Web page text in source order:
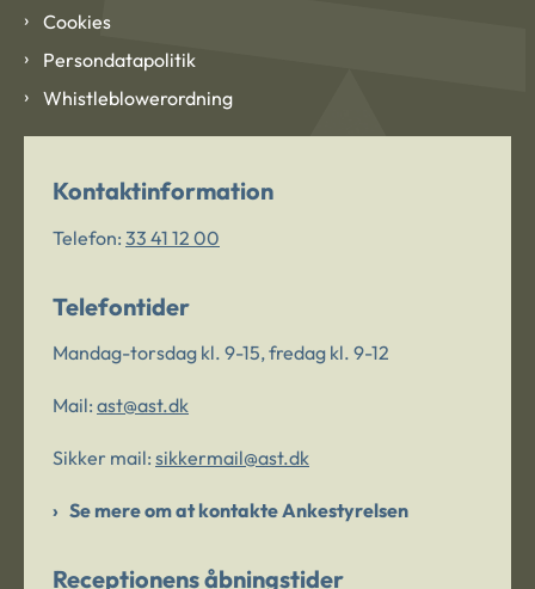
Cookies
Persondatapolitik
Whistleblowerordning
Kontaktinformation
Telefon: 33 41 12 00
Telefontider
Mandag-torsdag kl. 9-15, fredag kl. 9-12
Mail: ast@ast.dk
Sikker mail: sikkermail@ast.dk
Se mere om at kontakte Ankestyrelsen
Receptionens åbningstider